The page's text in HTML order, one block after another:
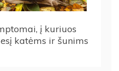
į kuriuos
katėms ir šunims